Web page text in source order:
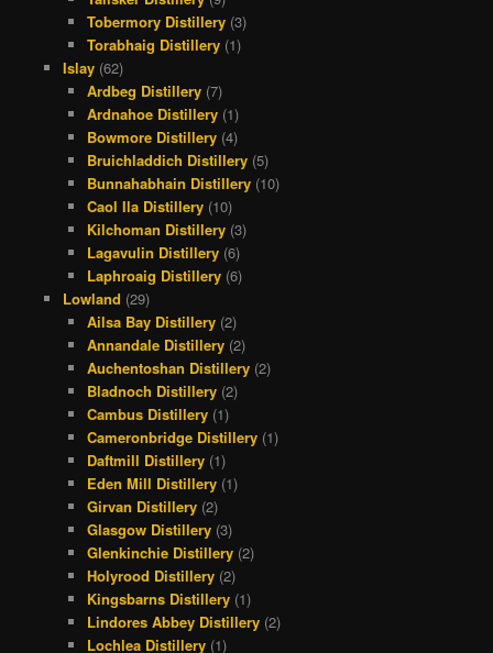
Tobermory Distillery (3)
Torabhaig Distillery (1)
Islay(62)
Ardbeg Distillery (7)
Ardnahoe Distillery (1)
Bowmore Distillery (4)
Bruichladdich Distillery (5)
Bunnahabhain Distillery (10)
Caol Ila Distillery (10)
Kilchoman Distillery (3)
Lagavulin Distillery (6)
Laphroaig Distillery (6)
Lowland (29)
Ailsa Bay Distillery (2)
Annandale Distillery (2)
Auchentoshan Distillery (2)
Bladnoch Distillery (2)
Cambus Distillery (1)
Cameronbridge Distillery (1)
Daftmill Distillery (1)
Eden Mill Distillery (1)
Girvan Distillery (2)
Glasgow Distillery (3)
Glenkinchie Distillery (2)
Holyrood Distillery (2)
Kingsbarns Distillery (1)
Lindores Abbey Distillery (2)
Lochlea Distillery (1)